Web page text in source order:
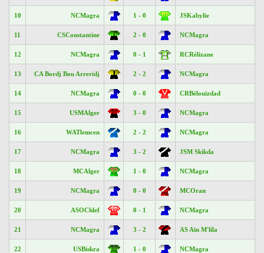
10 NCMagra 1 - 0 JSKabylie
11 CSConstantine 2 - 0 NCMagra
12 NCMagra 0 - 1 RCRélizane
13 CA Bordj Bou Arreridj 2 - 2 NCMagra
14 NCMagra 0 - 0 CRBélouizdad
15 USMAlger 3 - 0 NCMagra
16 WATlemcen 2 - 2 NCMagra
17 NCMagra 3 - 2 JSM Skikda
18 MCAlger 1 - 0 NCMagra
19 NCMagra 0 - 0 MCOran
20 ASOChlef 0 - 1 NCMagra
21 NCMagra 3 - 2 AS Aïn M'lila
22 USBiskra 1 - 0 NCMagra